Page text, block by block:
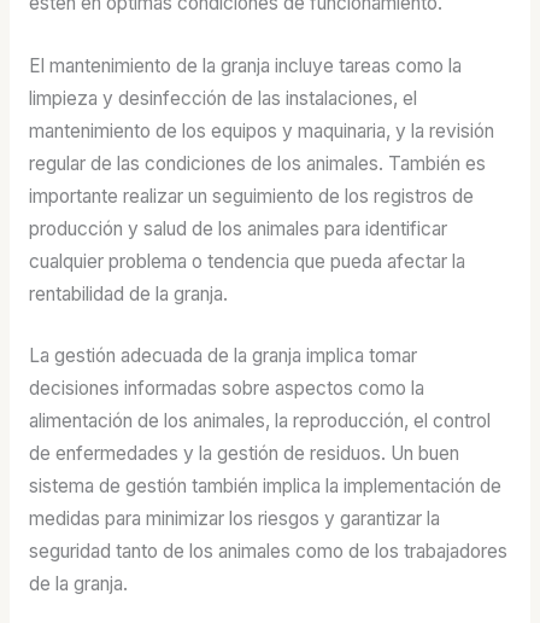
El mantenimiento de la granja incluye tareas como la
limpieza y desinfección de las instalaciones, el
mantenimiento de los equipos y maquinaria, y la revisión
regular de las condiciones de los animales. También es
importante realizar un seguimiento de los registros de
producción y salud de los animales para identificar
cualquier problema o tendencia que pueda afectar la
rentabilidad de la granja.
La gestión adecuada de la granja implica tomar
decisiones informadas sobre aspectos como la
alimentación de los animales, la reproducción, el control
de enfermedades y la gestión de residuos. Un buen
sistema de gestión también implica la implementación de
medidas para minimizar los riesgos y garantizar la
seguridad tanto de los animales como de los trabajadores
de la granja.